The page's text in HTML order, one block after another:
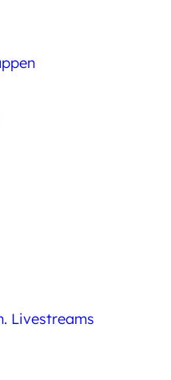
Livestreams